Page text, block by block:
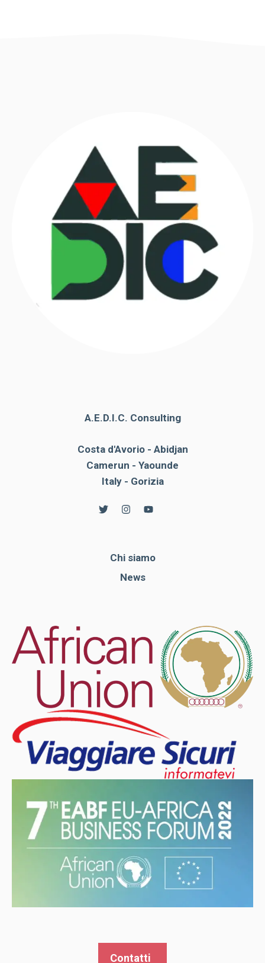
A.E.D.I.C. Consulting
Costa d'Avorio - Abidjan
Camerun - Yaounde
Italy - Gorizia
Chi siamo
News
Contatti